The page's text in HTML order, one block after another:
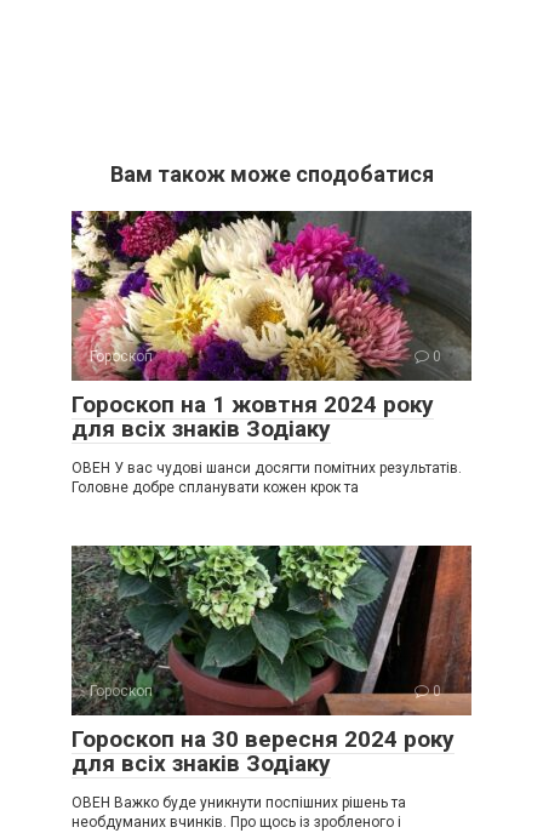
Вам також може сподобатися
Гороскоп 0
Гороскоп на 1 жовтня 2024 року
для всіх знаків Зодіаку
ОВЕН У вас чудові шанси досягти помітних результатів.
Головне добре спланувати кожен крок та
Гороскоп 0
Гороскоп на 30 вересня 2024 року
для всіх знаків Зодіаку
ОВЕН Важко буде уникнути поспішних рішень та
необдуманих вчинків. Про щось із зробленого і